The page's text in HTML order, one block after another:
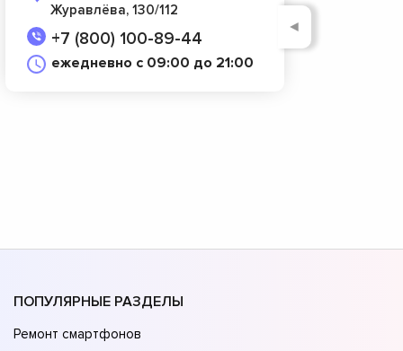
Журавлёва, 130/112
+7 (800) 100-89-44
ежедневно с 09:00 до 21:00
◄
ПОПУЛЯРНЫЕ РАЗДЕЛЫ
Ремонт смартфонов